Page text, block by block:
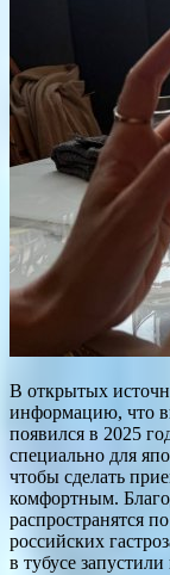
В открытых
информацию, что
появился в 2025
специально для
чтобы сделать
комфортным.
распространятся
российских
в тубусе